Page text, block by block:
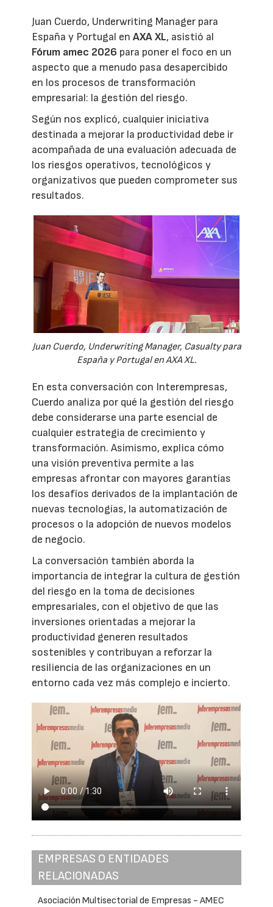
Juan Cuerdo, Underwriting Manager para
España y Portugal enAXA XL, asistió al
Fórum amec 2026 para poner el foco en un
aspecto que a menudo pasa desapercibido
en los procesos de transformación
empresarial: la gestión del riesgo.
Según nos explicó, cualquier iniciativa
destinada a mejorar la productividad debe ir
acompañada de una evaluación adecuada de
los riesgos operativos, tecnológicos y
organizativos que pueden comprometer sus
resultados.
Juan Cuerdo, Underwriting Manager, Casualty para
España y Portugal en AXA XL.
En esta conversación con Interempresas,
Cuerdo analiza por qué la gestión del riesgo
debe considerarse una parte esencial de
cualquier estrategia de crecimiento y
transformación. Asimismo, explica cómo
una visión preventiva permite a las
empresas afrontar con mayores garantías
los desafíos derivados de la implantación de
nuevas tecnologías, la automatización de
procesos o la adopción de nuevos modelos
de negocio.
La conversación también aborda la
importancia de integrar la cultura de gestión
del riesgo en la toma de decisiones
empresariales, con el objetivo de que las
inversiones orientadas a mejorar la
productividad generen resultados
sostenibles y contribuyan a reforzar la
resiliencia de las organizaciones en un
entorno cada vez más complejo e incierto.
EMPRESAS O ENTIDADES
RELACIONADAS
Asociación Multisectorial de Empresas - AMEC